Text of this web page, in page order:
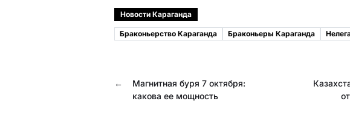
c
e
o
k
l
e
a
m
e
t
o
l
Новости Караганда
Браконьерство Караганда Браконьеры Караганда
←
Магнитная буря 7 октября:
какова ее мощность